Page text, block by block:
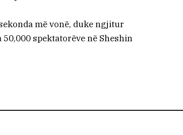
më vonë, duke ngjitur
spektatorëve në Sheshin